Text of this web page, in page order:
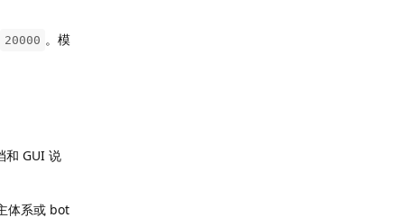
20000 。模
和 GUI 说
体系或 bot